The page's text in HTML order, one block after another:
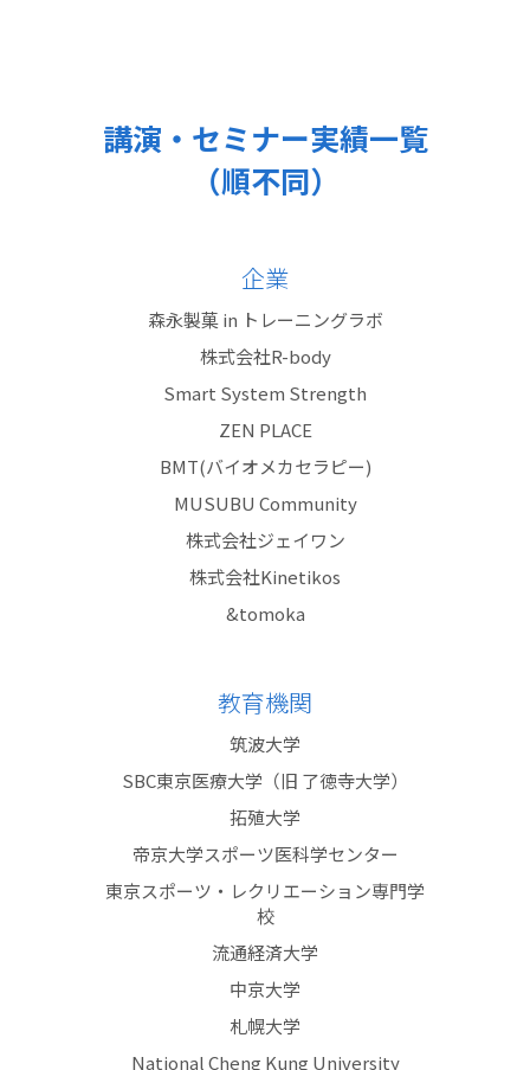
講演・セミナー実績一覧
（順不同）
企業
森永製菓 in トレーニングラボ
株式会社R-body
Smart System Strength
ZEN PLACE
BMT(バイオメカセラピー)
MUSUBU Community
株式会社ジェイワン
株式会社Kinetikos
&tomoka
教育機関
筑波大学
SBC東京医療大学（旧 了徳寺大学）
拓殖大学
帝京大学スポーツ医科学センター
東京スポーツ・レクリエーション専門学
校
流通経済大学
中京大学
札幌大学
National Cheng Kung University